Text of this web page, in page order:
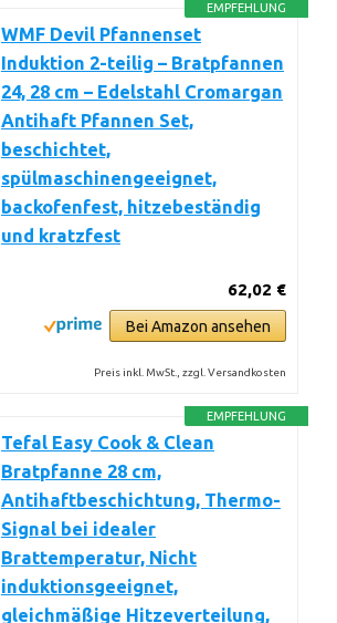
EMPFEHLUNG
WMF Devil Pfannenset
Induktion 2-teilig – Bratpfannen
24, 28 cm – Edelstahl Cromargan
Antihaft Pfannen Set,
beschichtet,
spülmaschinengeeignet,
backofenfest, hitzebeständig
und kratzfest
62,02 €
Bei Amazon ansehen
Preis inkl. MwSt., zzgl. Versandkosten
EMPFEHLUNG
Tefal Easy Cook & Clean
Bratpfanne 28 cm,
Antihaftbeschichtung, Thermo-
Signal bei idealer
Brattemperatur, Nicht
induktionsgeeignet,
gleichmäßige Hitzeverteilung,